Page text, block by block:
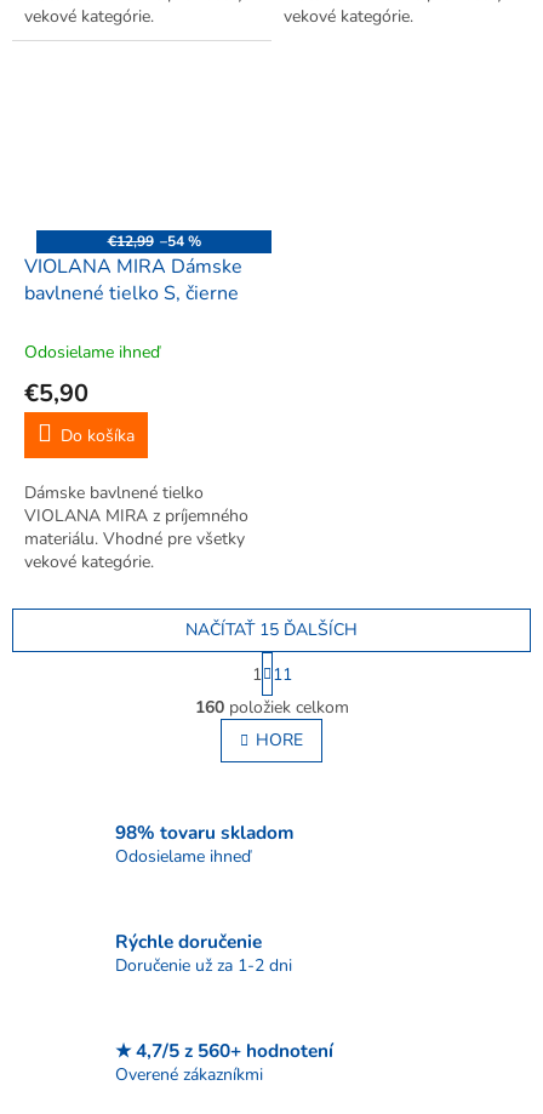
vekové kategórie.
vekové kategórie.
€12,99 –54 %
VIOLANA MIRA Dámske
bavlnené tielko S, čierne
Odosielame ihneď
€5,90
Do košíka
Dámske bavlnené tielko
VIOLANA MIRA z príjemného
materiálu. Vhodné pre všetky
vekové kategórie.
O
v
l
á
c
k
ý
p
NAČÍTAŤ 15 ĎALŠÍCH
S
t
r
á
n
k
a
n
1 11
160položiek celkom
HORE
98% tovaru skladom
Odosielame ihneď
Rýchle doručenie
Doručenie už za 1-2 dni
★ 4,7/5 z 560+ hodnotení
Overené zákazníkmi